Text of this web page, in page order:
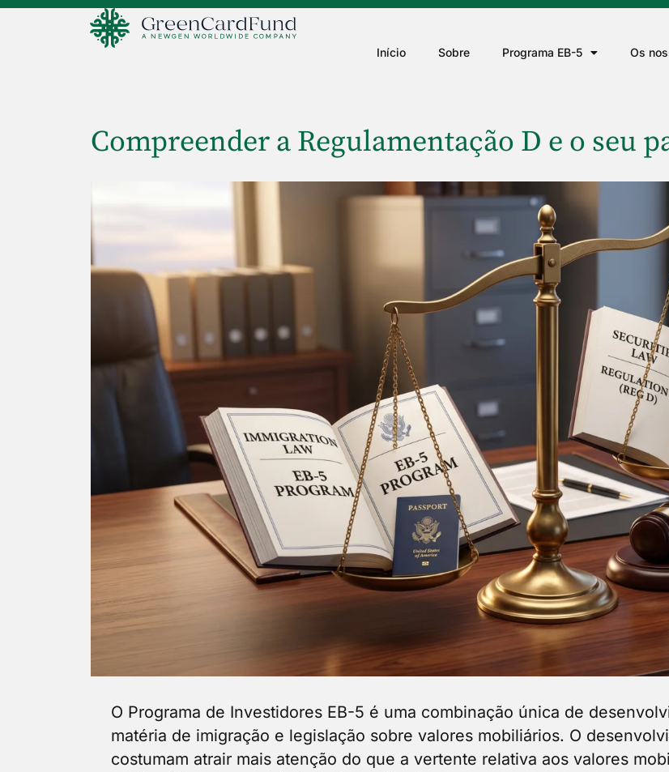
Início Sobre Programa EB-5 Os
Compreender a Regulamentação D e o seu
O Programa de Investidores EB-5 é uma combinação única de
matéria de imigração e legislação sobre valores mobiliários. O
costumam atrair mais atenção do que a vertente relativa aos valores